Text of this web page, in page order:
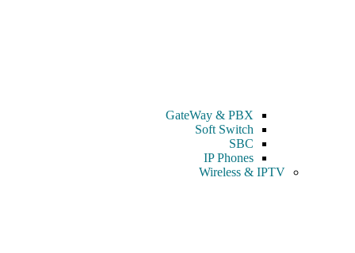
GateWay & PBX
Soft Switch
SBC
IP Phones
Wireless & IPTV